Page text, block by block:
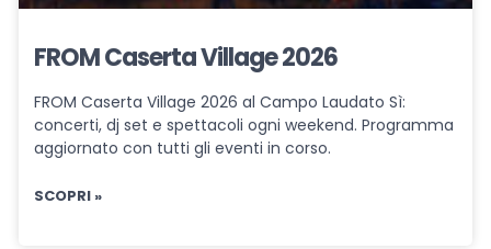
FROM Caserta Village 2026
FROM Caserta Village 2026 al Campo Laudato Sì:
concerti, dj set e spettacoli ogni weekend. Programma
aggiornato con tutti gli eventi in corso.
SCOPRI »